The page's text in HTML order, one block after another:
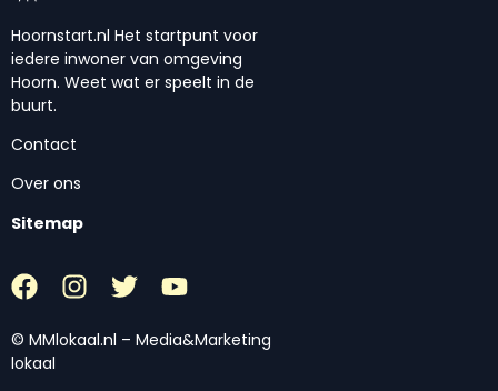
Hoornstart.nl Het startpunt voor
iedere inwoner van omgeving
Hoorn. Weet wat er speelt in de
buurt.
Contact
Over ons
Sitemap
© MMlokaal.nl – Media&Marketing
lokaal